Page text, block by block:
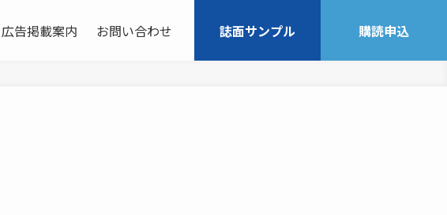
広告掲載案内 お問い合わせ 誌面サンプル 購読申込